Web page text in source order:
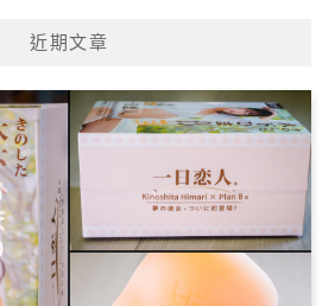
近期文章